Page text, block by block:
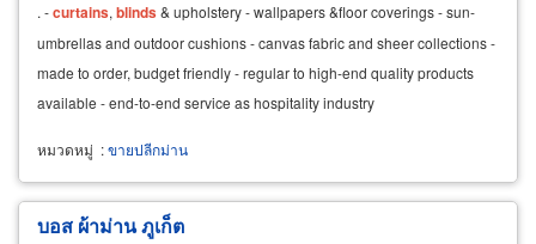
. -curtains, blinds& upholstery - wallpapers &floor coverings - sun-
umbrellas and outdoor cushions - canvas fabric and sheer collections -
made to order, budget friendly - regular to high-end quality products
available - end-to-end service as hospitality industry
หมวดหมู่ :ขายปลีกม่าน
บอส ผ้าม่าน ภูเก็ต